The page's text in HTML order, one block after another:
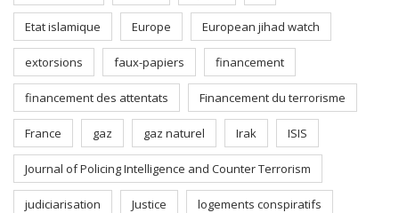
Etat islamique Europe European jihad watch
extorsions faux-papiers financement
financement des attentats Financement du terrorisme
France gaz gaz naturel Irak ISIS
Journal of Policing Intelligence and Counter Terrorism
judiciarisation Justice logements conspiratifs